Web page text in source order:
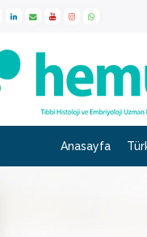
Anasayfa